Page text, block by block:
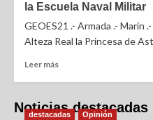
la Escuela Naval Militar
GEOES21 .- Armada .- Marín
Alteza Real la Princesa de
Leer más
Noticias destacadas
destacadas Opinión